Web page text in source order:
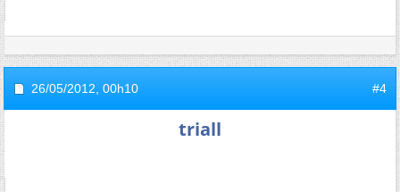
26/05/2012, 00h10 #4
triall